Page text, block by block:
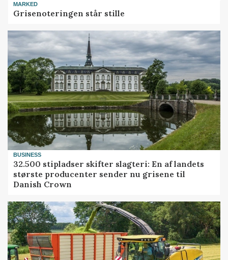
MARKED
Grisenoteringen står stille
BUSINESS
32.500 stipladser skifter slagteri: En af landets
største producenter sender nu grisene til
Danish Crown